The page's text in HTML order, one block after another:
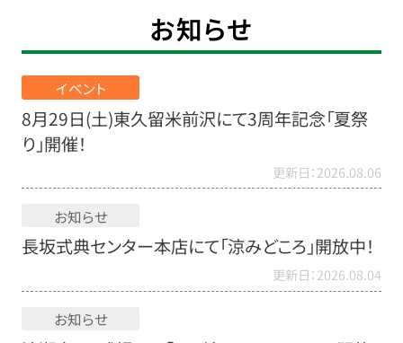
お知らせ
イベント
8月29日(土)東久留米前沢にて3周年記念「夏祭
り」開催！
更新日：2026.08.06
お知らせ
長坂式典センター本店にて「涼みどころ」開放中！
更新日：2026.08.04
お知らせ